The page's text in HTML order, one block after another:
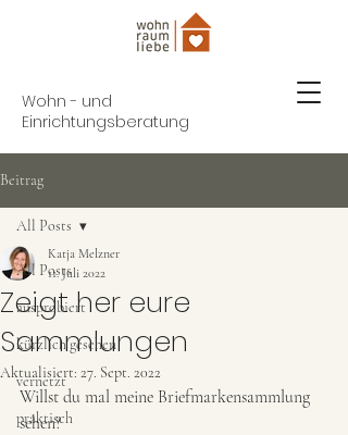
Wohn - und
Einrichtungsberatung
Beitrag
All Posts
ausprobiert
kürzlich gesehen
vernetzt
praktisch
All Posts
Zeigt her eure
Sammlungen
Katja Melzner
11. Juli 2022
Aktualisiert: 27. Sept. 2022
Willst du mal meine Briefmarkensammlung
sehen?